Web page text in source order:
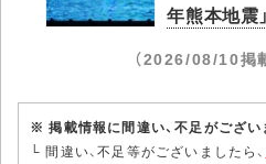
年熊本地震
（2026/08/10掲
※ 掲載情報に間違い、不足がござい
└ 間違い、不足等がございましたら、